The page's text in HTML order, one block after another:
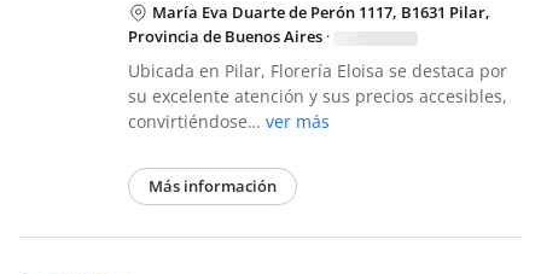
María Eva Duarte de Perón 1117, B1631 Pilar,
Provincia de Buenos Aires ·
Ubicada en Pilar, Florería Eloisa se destaca por
su excelente atención y sus precios accesibles,
convirtiéndose… ver más
Más información